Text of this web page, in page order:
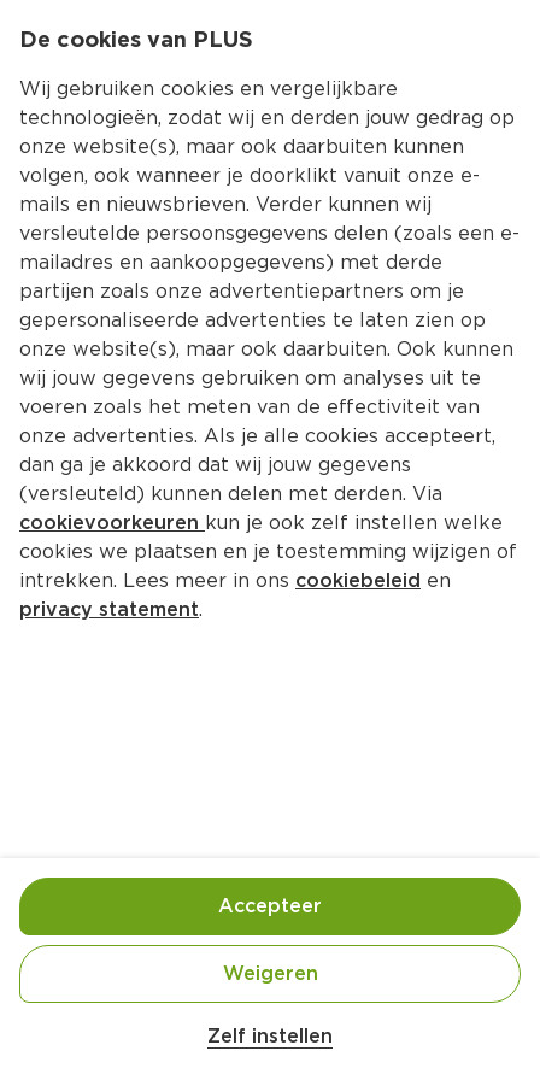
Kies jouw
Terug Producten
Starbucks Nespresso koffiecups
caffe verona
Handige informatie over dit product
Aluminium capsules voor het Nespresso systeem
De cookies van PLUS
Wij gebruiken cookies en vergelijkbare
technologieën, zodat wij en derden jouw gedrag op
onze website(s), maar ook daarbuiten kunnen
volgen, ook wanneer je doorklikt vanuit onze e-
mails en nieuwsbrieven. Verder kunnen wij
versleutelde persoonsgegevens delen (zoals een e-
mailadres en aankoopgegevens) met derde
partijen zoals onze advertentiepartners om je
gepersonaliseerde advertenties te laten zien op
onze website(s), maar ook daarbuiten. Ook kunnen
wij jouw gegevens gebruiken om analyses uit te
voeren zoals het meten van de effectiviteit van
onze advertenties. Als je alle cookies accepteert,
dan ga je akkoord dat wij jouw gegevens
(versleuteld) kunnen delen met derden. Via
cookievoorkeuren kun je ook zelf instellen welke
cookies we plaatsen en je toestemming wijzigen of
intrekken. Lees meer in ons cookiebeleid en
privacy statement.
Zelf instellen
Weigeren
Accepteer